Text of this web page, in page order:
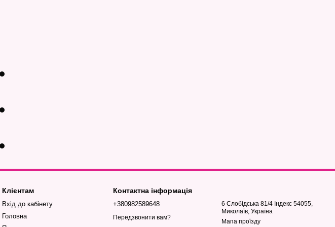
Клієнтам
Вхід до кабінету
Головна
Контактна інформація
+380982589648
Передзвонити вам?
6 Слобідська 81/4 Індекс 54055,
Миколаїв, Україна
Мапа проїзду